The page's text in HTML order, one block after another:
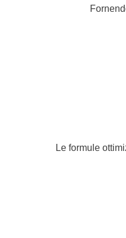
Le formule